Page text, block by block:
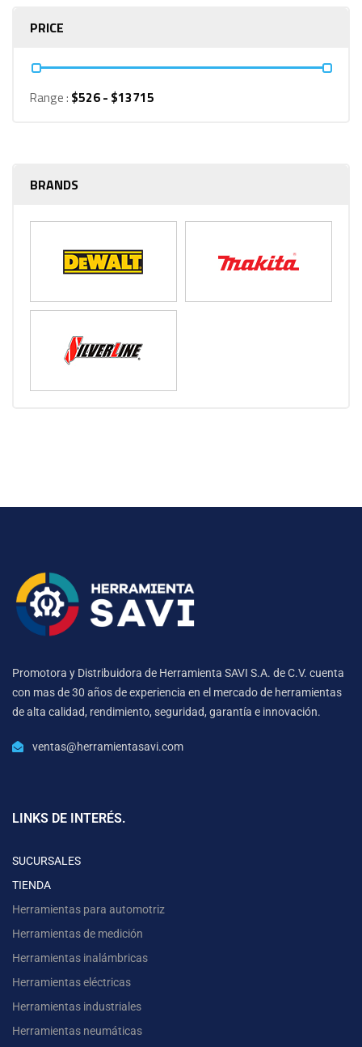
PRICE
Range : $526 - $13715
BRANDS
Promotora y Distribuidora de Herramienta SAVI S.A. de C.V. cuenta
con mas de 30 años de experiencia en el mercado de herramientas
de alta calidad, rendimiento, seguridad, garantía e innovación.
ventas@herramientasavi.com
LINKS DE INTERÉS.
SUCURSALES
TIENDA
Herramientas para automotriz
Herramientas de medición
Herramientas inalámbricas
Herramientas eléctricas
Herramientas industriales
Herramientas neumáticas